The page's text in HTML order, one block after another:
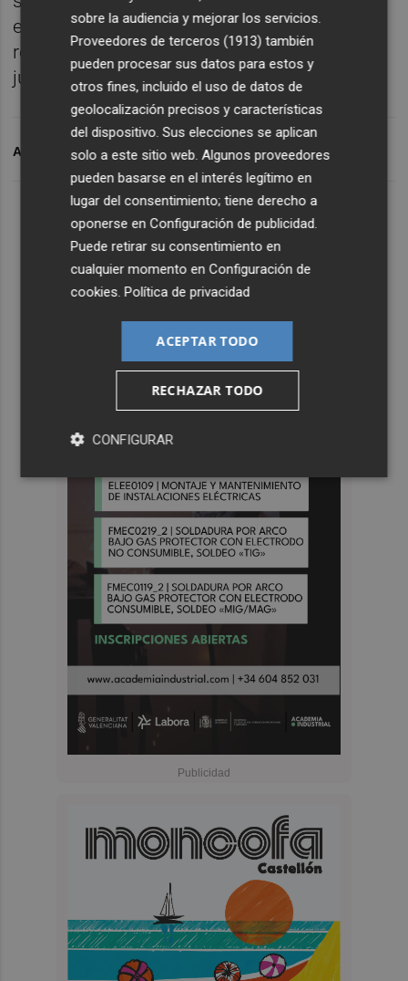
eficiencia energética y sostenibilidad, al
reducir la huella de carbono de las sedes
judiciales.
ARCHIVADO EN VILA-REAL CONSELLERÍA DE JUSTICIA
sobre la audiencia y mejorar los servicios.
Proveedores de terceros (1913) también
pueden procesar sus datos para estos y
otros fines, incluido el uso de datos de
geolocalización precisos y características
del dispositivo. Sus elecciones se aplican
solo a este sitio web. Algunos proveedores
pueden basarse en el interés legítimo en
lugar del consentimiento; tiene derecho a
oponerse enConfiguración de publicidad.
Puede retirar su consentimiento en
cualquier momento enConfiguración de
cookies.Política de privacidad
ACEPTAR TODO
RECHAZAR TODO
CONFIGURAR